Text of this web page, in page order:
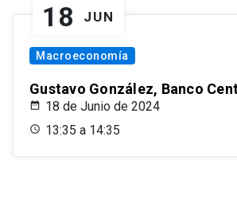
18 JUN
Macroeconomía
Gustavo González, Banco
18 de Junio de 2024
13:35 a 14:35